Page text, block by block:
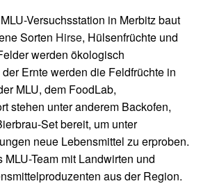
Versuchsstation in Merbitz baut
Sorten Hirse, Hülsenfrüchte und
werden ökologisch
Ernte werden die Feldfrüchte in
MLU, dem FoodLab,
stehen unter anderem Backofen,
Set bereit, um unter
neue Lebensmittel zu erproben.
Team mit Landwirten und
aus der Region.